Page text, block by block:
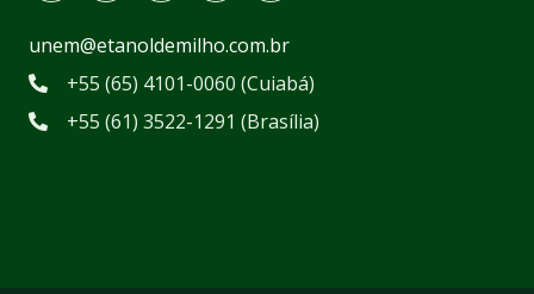
unem@etanoldemilho.com.br
+55 (65) 4101-0060 (Cuiabá)
+55 (61) 3522-1291 (Brasília)